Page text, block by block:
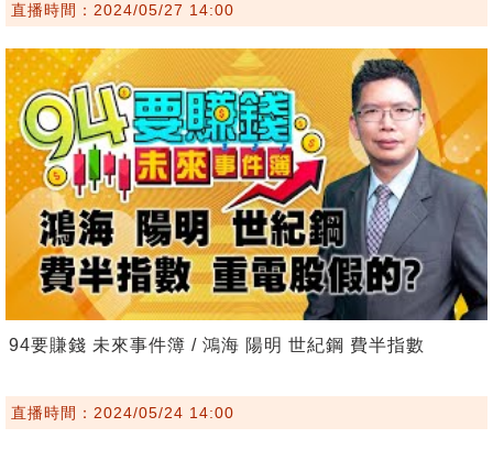
直播時間：2024/05/27 14:00
94要賺錢 未來事件簿 / 鴻海 陽明 世紀鋼 費半指數
直播時間：2024/05/24 14:00